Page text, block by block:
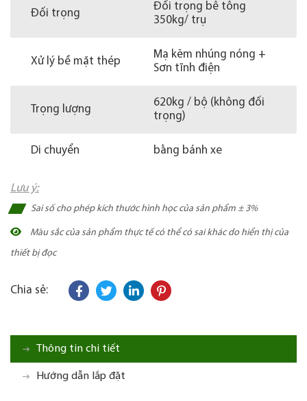
Đối trọng
Đối trọng bê tông
350kg/ trụ
Xử lý bề mặt thép
Mạ kẽm nhúng nóng +
Sơn tĩnh điện
Trọng lượng
620kg / bộ (không đối
trọng)
Di chuyển bằng bánh xe
Lưu ý:
Sai số cho phép kích thước hình học của sản phẩm ± 3%
Màu sắc của sản phẩm thực tế có thể có sai khác do hiển thị của
thiết bị đọc
Chia sẻ:
Thông tin chi tiết
Hướng dẫn lắp đặt